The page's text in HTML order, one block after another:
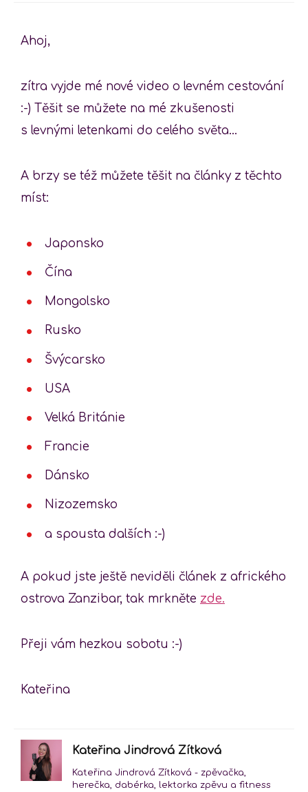
Ahoj,
zítra vyjde mé nové video o levném cestování
:-) Těšit se můžete na mé zkušenosti
s levnými letenkami do celého světa…
A brzy se též můžete těšit na články z těchto
míst:
Japonsko
Čína
Mongolsko
Rusko
Švýcarsko
USA
Velká Británie
Francie
Dánsko
Nizozemsko
a spousta dalších :-)
A pokud jste ještě neviděli článek z afrického
ostrova Zanzibar, tak mrkněte zde.
Přeji vám hezkou sobotu :-)
Kateřina
Kateřina Jindrová Zítková
Kateřina Jindrová Zítková - zpěvačka,
herečka, dabérka, lektorka zpěvu a fitness